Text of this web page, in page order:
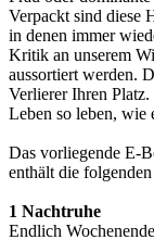
Verpackt sind diese
in denen immer
Kritik an unserem
aussortiert werden.
Verlierer Ihren
Leben so leben, wie
Das vorliegende E-
enthält die
1 Nachtruhe
Endlich